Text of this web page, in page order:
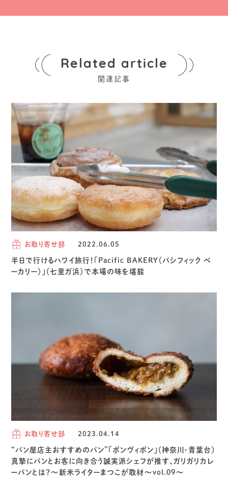
Related article
関連記事
お取り寄せ部 2022.06.05
半日で行けるハワイ旅行！「Pacific BAKERY（パシフィック ベ
ーカリー）」（七里ガ浜）で本場の味を堪能
お取り寄せ部 2023.04.14
“パン屋店主おすすめのパン”「ボンヴィボン」（神奈川・青葉台）
真摯にパンとお客に向き合う誠実派シェフが推す、ガリガリカレ
ーパンとは？～新米ライターまつこが取材～vol.09～